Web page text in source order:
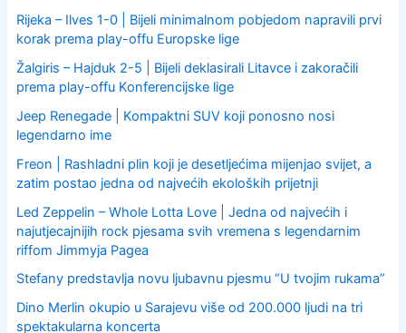
Rijeka – Ilves 1-0 | Bijeli minimalnom pobjedom napravili prvi
korak prema play-offu Europske lige
Žalgiris – Hajduk 2-5 | Bijeli deklasirali Litavce i zakoračili
prema play-offu Konferencijske lige
Jeep Renegade | Kompaktni SUV koji ponosno nosi
legendarno ime
Freon | Rashladni plin koji je desetljećima mijenjao svijet, a
zatim postao jedna od najvećih ekoloških prijetnji
Led Zeppelin – Whole Lotta Love | Jedna od najvećih i
najutjecajnijih rock pjesama svih vremena s legendarnim
riffom Jimmyja Pagea
Stefany predstavlja novu ljubavnu pjesmu “U tvojim rukama”
Dino Merlin okupio u Sarajevu više od 200.000 ljudi na tri
spektakularna koncerta